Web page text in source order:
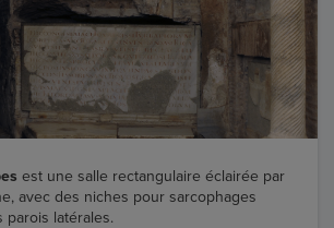
est une salle rectangulaire éclairée par
avec des niches pour sarcophages
latérales.